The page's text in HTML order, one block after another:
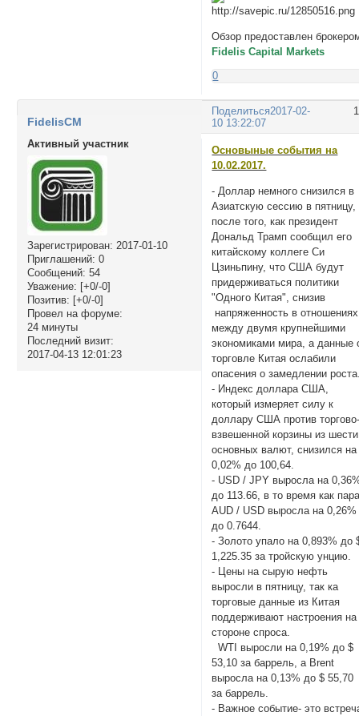
Обзор предоставлен
Fidelis Capital Markets
0
Поделиться2017-02-
10 13:22:07
FidelisCM
Активный участник
Зарегистрирован: 2017-01-10
Приглашений: 0
Сообщений: 54
Уважение: [+0/-0]
Позитив: [+0/-0]
Провел на форуме:
24 минуты
Последний визит:
2017-04-13 12:01:23
Основыные события на
10.02.2017.
- Доллар немного снизился в
Азиатскую сессию в пятницу,
после того, как президент
Дональд Трамп сообщил его
китайскому коллеге Си
Цзиньпину, что США будут
придерживаться политики
"Одного Китая", снизив
напряженность в отношениях
между двумя крупнейшими
экономиками мира, а данные
торговле Китая ослабили
опасения о замедлении
- Индекс доллара США,
который измеряет силу к
доллару США против
взвешенной корзины из шести
основных валют, снизился на
0,02% до 100,64.
- USD / JPY выросла на
до 113.66, в то время как
AUD / USD выросла на 0,26%
до 0.7644.
- Золото упало на 0,893% до
1,225.35 за тройскую унцию.
- Цены на сырую нефть
выросли в пятницу, так ка
торговые данные из Китая
поддерживают настроения на
стороне спроса.
WTI выросли на 0,19% до $
53,10 за баррель, а Brent
выросла на 0,13% до $ 55,70
за баррель.
- Важное событие- это